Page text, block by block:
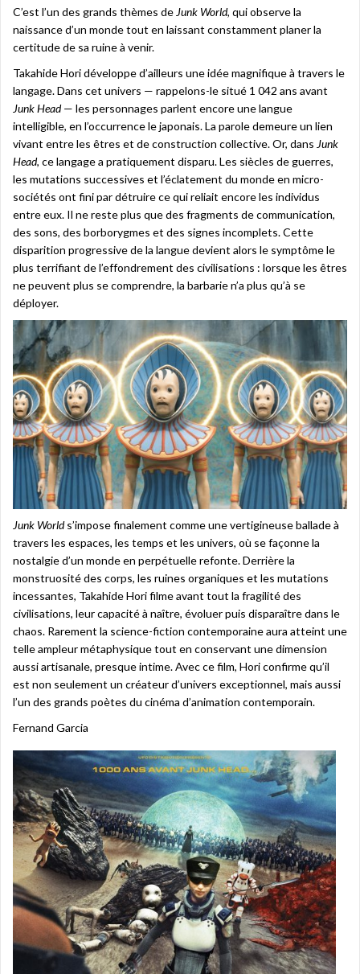
C’est l’un des grands thèmes de Junk World, qui observe la
naissance d’un monde tout en laissant constamment planer la
certitude de sa ruine à venir.
Takahide Hori développe d’ailleurs une idée magnifique à travers le
langage. Dans cet univers — rappelons-le situé 1 042 ans avant
Junk Head— les personnages parlent encore une langue
intelligible, en l’occurrence le japonais. La parole demeure un lien
vivant entre les êtres et de construction collective. Or, dans Junk
Head, ce langage a pratiquement disparu. Les siècles de guerres,
les mutations successives et l’éclatement du monde en micro-
sociétés ont fini par détruire ce qui reliait encore les individus
entre eux. Il ne reste plus que des fragments de communication,
des sons, des borborygmes et des signes incomplets. Cette
disparition progressive de la langue devient alors le symptôme le
plus terrifiant de l’effondrement des civilisations : lorsque les êtres
ne peuvent plus se comprendre, la barbarie n’a plus qu’à se
déployer.
Junk Worlds’impose finalement comme une vertigineuse ballade à
travers les espaces, les temps et les univers, où se façonne la
nostalgie d’un monde en perpétuelle refonte. Derrière la
monstruosité des corps, les ruines organiques et les mutations
incessantes, Takahide Hori filme avant tout la fragilité des
civilisations, leur capacité à naître, évoluer puis disparaître dans le
chaos. Rarement la science-fiction contemporaine aura atteint une
telle ampleur métaphysique tout en conservant une dimension
aussi artisanale, presque intime. Avec ce film, Hori confirme qu’il
est non seulement un créateur d’univers exceptionnel, mais aussi
l’un des grands poètes du cinéma d’animation contemporain.
Fernand Garcia